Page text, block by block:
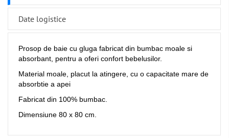
Date logistice
Prosop de baie cu gluga fabricat din bumbac moale si
absorbant, pentru a oferi confort bebelusilor.
Material moale, placut la atingere, cu o capacitate mare de
absorbtie a apei
Fabricat din 100% bumbac.
Dimensiune 80 x 80 cm.